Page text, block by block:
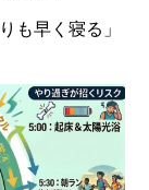
も早く寝る」